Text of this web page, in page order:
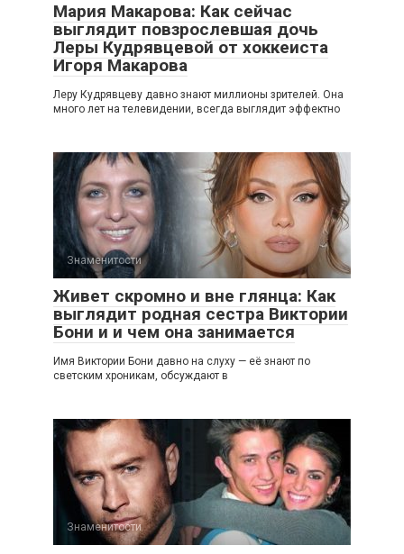
Мария Макарова: Как сейчас
выглядит повзрослевшая дочь
Леры Кудрявцевой от хоккеиста
Игоря Макарова
Леру Кудрявцеву давно знают миллионы зрителей. Она
много лет на телевидении, всегда выглядит эффектно
Знаменитости
Живет скромно и вне глянца: Как
выглядит родная сестра Виктории
Бони и и чем она занимается
Имя Виктории Бони давно на слуху — её знают по
светским хроникам, обсуждают в
Знаменитости